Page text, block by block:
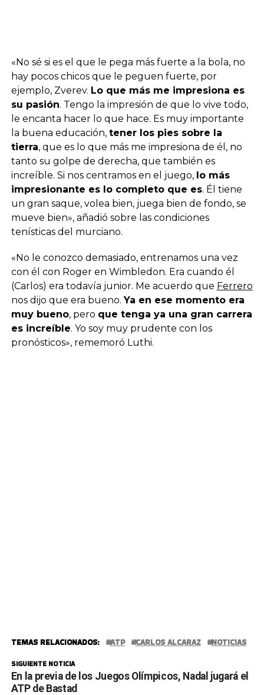
«No sé si es el que le pega más fuerte a la bola, no
hay pocos chicos que le peguen fuerte, por
ejemplo, Zverev. Lo que más me impresiona es
su pasión. Tengo la impresión de que lo vive todo,
le encanta hacer lo que hace. Es muy importante
la buena educación, tener los pies sobre la
tierra, que es lo que más me impresiona de él, no
tanto su golpe de derecha, que también es
increíble. Si nos centramos en el juego, lo más
impresionante es lo completo que es. Él tiene
un gran saque, volea bien, juega bien de fondo, se
mueve bien», añadió sobre las condiciones
tenísticas del murciano.
«No le conozco demasiado, entrenamos una vez
con él con Roger en Wimbledon. Era cuando él
(Carlos) era todavía junior. Me acuerdo que Ferrero
nos dijo que era bueno.Ya en ese momento era
muy bueno, pero que tenga ya una gran carrera
es increíble. Yo soy muy prudente con los
pronósticos», rememoró Luthi.
TEMAS RELACIONADOS: ATP CARLOS ALCARAZ NOTICIAS
SIGUIENTE NOTICIA
En la previa de los Juegos Olímpicos, Nadal jugará el
ATP de Bastad